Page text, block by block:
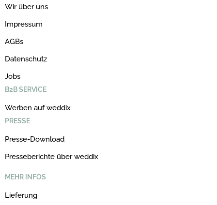
Wir über uns
Impressum
AGBs
Datenschutz
Jobs
B2B SERVICE
Werben auf weddix
PRESSE
Presse-Download
Presseberichte über weddix
MEHR INFOS
Lieferung